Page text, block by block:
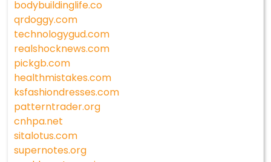
bodybuildinglife.co
qrdoggy.com
technologygud.com
realshocknews.com
pickgb.com
healthmistakes.com
ksfashiondresses.com
patterntrader.org
cnhpa.net
sitalotus.com
supernotes.org